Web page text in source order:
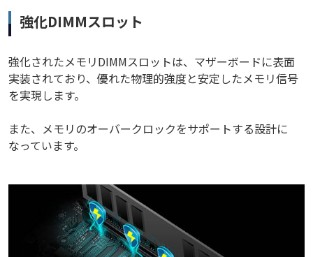
強化DIMMスロット
強化されたメモリDIMMスロットは、マザーボードに表面
実装されており、優れた物理的強度と安定したメモリ信号
を実現します。
また、メモリのオーバークロックをサポートする設計に
なっています。